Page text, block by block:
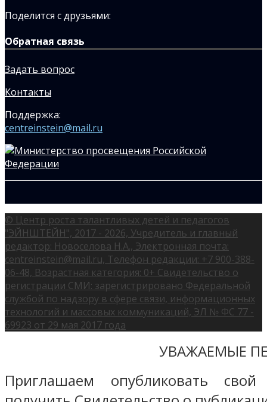
Поделится с друзьями:
Обратная связь
Задать вопрос
Контакты
Поддержка:
centreinstein@mail.ru
© Центр роста талантливых детей и педагогов
"ЭЙНШТЕЙН", 2017 - 2026, Учредитель и главный
редактор: Новоселова Н.А., Электронная почта:
centreinstein@mail.ru, Телефон редакции: +7 900-388-
06-48, Возрастная категория: 0+ Свидетельство о
регистрации СМИ: зарегистрировано Федеральной
службой по надзору в сфере связи, информационных
технологий и массовых коммуникаций, ЭЛ № ФС 77 -
69923 от 29 мая 2017 года
УВАЖАЕМЫЕ
Приглашаем опубликовать